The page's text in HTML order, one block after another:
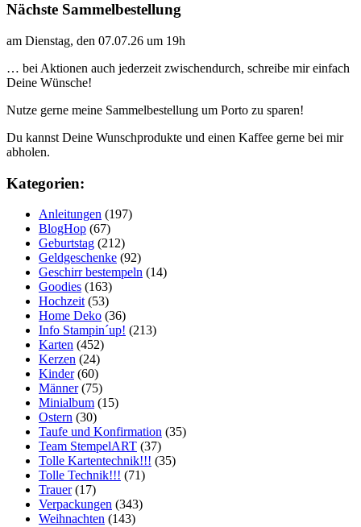
Nächste Sammelbestellung
am Dienstag, den 07.07.26 um 19h
… bei Aktionen auch jederzeit zwischendurch, schreibe mir einfach
Deine Wünsche!
Nutze gerne meine Sammelbestellung um Porto zu sparen!
Du kannst Deine Wunschprodukte und einen Kaffee gerne bei mir
abholen.
Kategorien:
Anleitungen (197)
BlogHop (67)
Geburtstag (212)
Geldgeschenke (92)
Geschirr bestempeln (14)
Goodies (163)
Hochzeit(53)
Home Deko (36)
Info Stampin´up! (213)
Karten (452)
Kerzen (24)
Kinder(60)
Männer(75)
Minialbum (15)
Ostern (30)
Taufe und Konfirmation (35)
Team StempelART (37)
Tolle Kartentechnik!!! (35)
Tolle Technik!!! (71)
Trauer(17)
Verpackungen (343)
Weihnachten (143)